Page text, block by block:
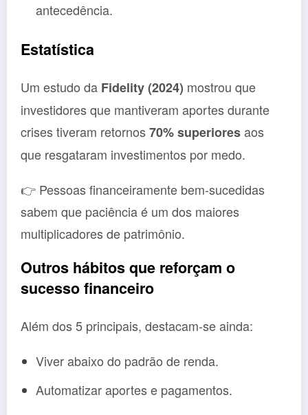
antecedência.
Estatística
Um estudo da Fidelity (2024) mostrou que
investidores que mantiveram aportes durante
crises tiveram retornos70% superioresaos
que resgataram investimentos por medo.
👉 Pessoas financeiramente bem-sucedidas
sabem que paciência é um dos maiores
multiplicadores de patrimônio.
Outros hábitos que reforçam o
sucesso financeiro
Além dos 5 principais, destacam-se ainda:
Viver abaixo do padrão de renda.
Automatizar aportes e pagamentos.